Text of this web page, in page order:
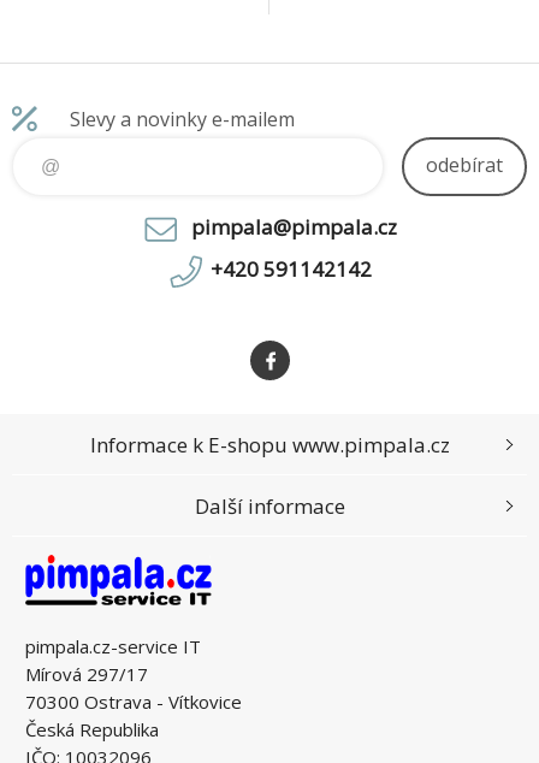
Pevný disk: 32 GB eMMC
Neobsahuje Grafická karta:
Intel UHD Graphics Paměť: 4
GB DDR4-3200 SDRAM (1 x
4 GB) SODIMM Počet
mechanika: Neobsahuje
vyhrazené paměti GDDR6)
Paměť: 8 GB DDR4-3200
SDRAM (1 x 8 GB) SODIMM
Slevy a novinky e-mailem
odebírat
pimpala@pimpala.cz
+420 591142142
pimpala.cz-service IT
Mírová 297/17
70300 Ostrava - Vítkovice
Česká Republika
IČO: 10032096
Informace k E-shopu www.pimpala.cz
Další informace